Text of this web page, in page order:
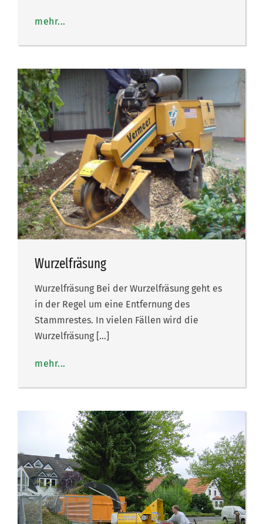
mehr...
Wurzelfräsung
Wurzelfräsung Bei der Wurzelfräsung geht es
in der Regel um eine Entfernung des
Stammrestes. In vielen Fällen wird die
Wurzelfräsung […]
mehr...